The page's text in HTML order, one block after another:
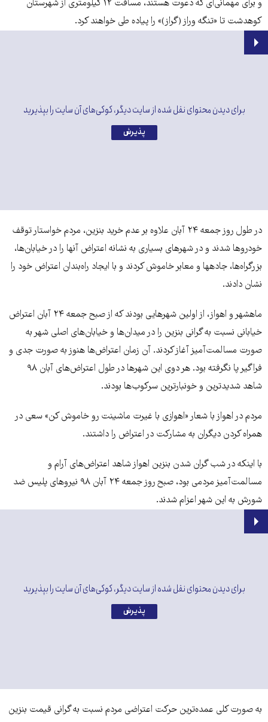
و برای مهمانی‌ای که دعوت هستند، مسافت ۱۲ کیلومتری از شهرستان
کوهدشت تا «تنگه وراز (گراز)» را پیاده طی خواهند کرد.
برای دیدن محتوای نقل شده از سایت دیگر، کوکی‌های آن سایت را بپذیرید
پذیرش
در طول روز جمعه ۲۴ آبان علاوه بر عدم خرید بنزین، مردم خواستار توقف
خودروها شدند و در شهرهای بسیاری به نشانه اعتراض آنها را در خیابان‌­ها،
بزرگ­راه­‌ها، جاده‎­ها و معابر خاموش کردند و با ایجاد راه‌بندان اعتراض خود را
نشان دادند.
ماهشهر و اهواز، از اولین شهرهایی بودند که از صبح جمعه ۲۴ آبان اعتراض
خیابانی نسبت به گرانی بنزین را در میدان‌ها و خیابان‌های اصلی شهر به
صورت مسالمت­‌آمیز آغاز کردند. آن زمان اعتراض­‌ها هنوز به صورت جدی و
فراگیر پا نگرفته بود. هر دوی این شهرها در طول اعتراض­‌های آبان ۹۸
شاهد شدیدترین و خونبارترین سرکوب‌ها بودند.
مردم در اهواز با شعار «اهوازی با غیرت ماشینت رو خاموش کن» سعی در
همراه کردن دیگران به مشارکت در اعتراض‌­ را داشتند.
با اینکه در شب گران شدن بنزین اهواز شاهد اعتراض‌های آرام و
مسالمت‌آمیز مردمی بود، صبح روز جمعه ۲۴ آبان ۹۸ نیروهای پلیس ضد
شورش به این شهر اعزام شدند.
برای دیدن محتوای نقل شده از سایت دیگر، کوکی‌های آن سایت را بپذیرید
پذیرش
به صورت کلی عمده‌­ترین حرکت اعتراضی مردم نسبت به گرانی قیمت بنزین